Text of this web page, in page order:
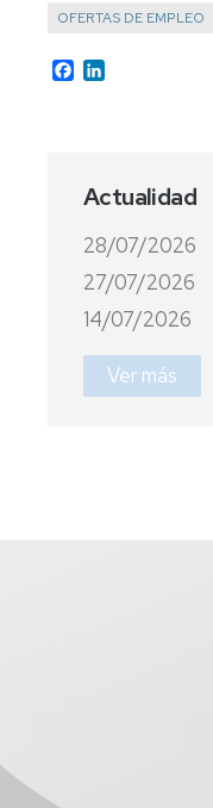
OFERTAS DE EMPLEO
Facebook
Actualidad
28/07/2026
27/07/2026
14/07/2026
Ver más